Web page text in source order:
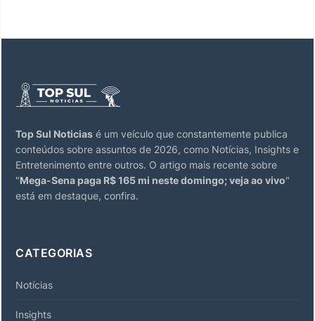
Top Sul Noticias é um veículo que constantemente publica
conteúdos sobre assuntos de 2026, como Notícias, Insights e
Entretenimento entre outros. O artigo mais recente sobre
"Mega-Sena paga R$ 165 mi neste domingo; veja ao vivo"
está em destaque, confira.
CATEGORIAS
Notícias
Insights